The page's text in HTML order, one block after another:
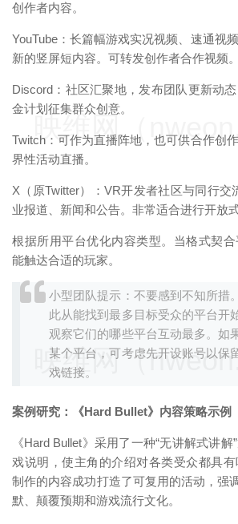
创作者内容。
YouTube：长篇幅游戏实况视频、速通视
新的竖屏短内容。可转发创作者合作视频。
Discord：社区汇聚地，发布团队更新动
金计划征集群众创意。
Twitch：可作为直播阵地，也可供合作创
界性活动直播。
X（原Twitter）：VR开发者社区与同行交
业报道、新闻和公告。非常适合进行开放式
根据所用平台优化内容类型。当格式契
能触达合适的玩家。
小型团队提示：不要感到不知所措
此从能找到最多目标受众的平台开
观察它们的哪些平台互动最多。如
某个平台，可考虑先开设账号以保
戏链接。
案例研究：《Hard Bullet》内容策略示例
《Hard Bullet》采用了一种“无讲解式讲
戏说明，使主角的介绍对各类受众都具
制作的内容成功打造了可复用的活动，强
默、颠覆预期和游戏流行文化。
映维网（
映维网（